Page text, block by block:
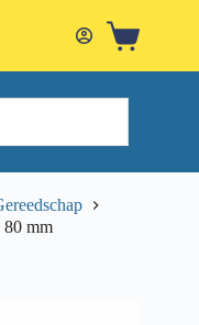
Shopping
mm